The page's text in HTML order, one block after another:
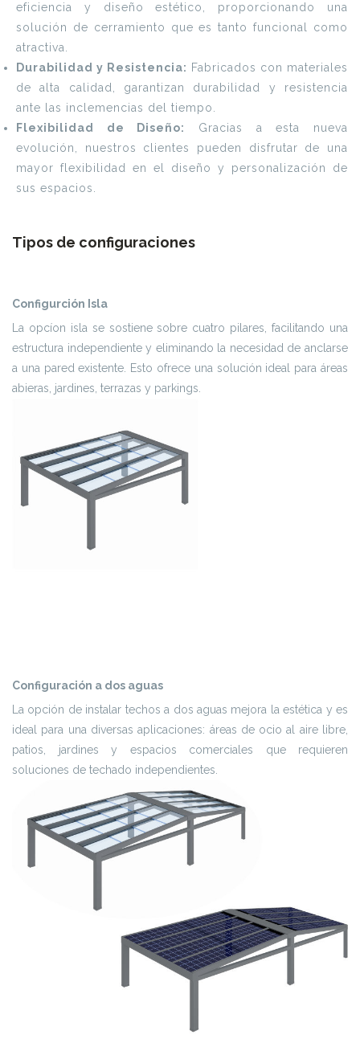
eficiencia y diseño estético, proporcionando una
solución de cerramiento que es tanto funcional como
atractiva.
Durabilidad y Resistencia: Fabricados con materiales
de alta calidad, garantizan durabilidad y resistencia
ante las inclemencias del tiempo.
Flexibilidad de Diseño:
Gracias a esta nueva
evolución, nuestros clientes pueden disfrutar de una
mayor flexibilidad en el diseño y personalización de
sus espacios.
Tipos de configuraciones
Configurción Isla
La opcíon isla se sostiene sobre cuatro pilares, facilitando una
estructura independiente y eliminando la necesidad de anclarse
a una pared existente. Esto ofrece una solución ideal para áreas
abieras, jardines, terrazas y parkings.
Configuración a dos aguas
La opción de instalar techos a dos aguas mejora la estética y es
ideal para una diversas aplicaciones: áreas de ocio al aire libre,
patios, jardines y espacios comerciales que requieren
soluciones de techado independientes.